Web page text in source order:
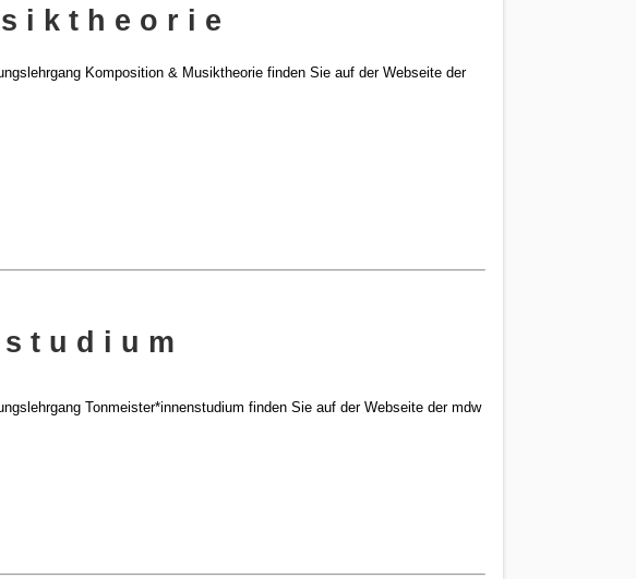
i k t h e o r i e
Komposition & Musiktheorie finden Sie auf der Webseite der
t u d i u m
Tonmeister*innenstudium finden Sie auf der Webseite der mdw